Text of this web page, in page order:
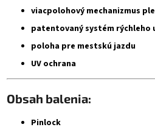
viacpolohový mechanizmus
patentovaný systém rýchleho
poloha pre mestskú jazdu
UV ochrana
Obsah balenia:
Pinlock